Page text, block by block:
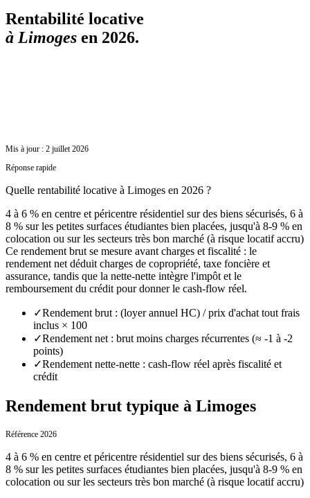
Rentabilité locative
à Limoges en 2026.
Mis à jour : 2 juillet 2026
Réponse rapide
Quelle rentabilité locative à Limoges en 2026 ?
4 à 6 % en centre et péricentre résidentiel sur des biens sécurisés, 6 à
8 % sur les petites surfaces étudiantes bien placées, jusqu'à 8-9 % en
colocation ou sur les secteurs très bon marché (à risque locatif accru)
Ce rendement brut se mesure avant charges et fiscalité : le
rendement net déduit charges de copropriété, taxe foncière et
assurance, tandis que la nette-nette intègre l'impôt et le
remboursement du crédit pour donner le cash-flow réel.
✓Rendement brut : (loyer annuel HC) / prix d'achat tout frais
inclus × 100
✓Rendement net : brut moins charges récurrentes (≈ -1 à -2
points)
✓Rendement nette-nette : cash-flow réel après fiscalité et
crédit
Rendement brut typique à Limoges
Référence 2026
4 à 6 % en centre et péricentre résidentiel sur des biens sécurisés, 6 à
8 % sur les petites surfaces étudiantes bien placées, jusqu'à 8-9 % en
colocation ou sur les secteurs très bon marché (à risque locatif accru)